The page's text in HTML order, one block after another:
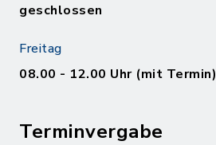
geschlossen
Freitag
08.00 - 12.00 Uhr (mit Termin)
Terminvergabe